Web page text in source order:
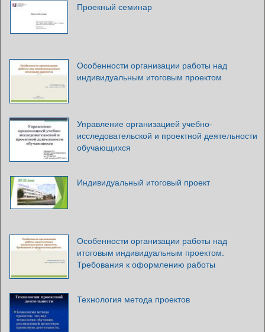
Проекный семинар
Особенности организации работы над
индивидуальным итоговым проектом
Управление организацией учебно-
исследовательской и проектной деятельности
обучающихся
Индивидуальный итоговый проект
Особенности организации работы над
итоговым индивидуальным проектом.
Требования к оформлению работы
Технология метода проектов